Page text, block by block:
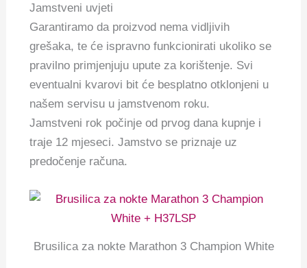
Jamstveni uvjeti
Garantiramo da proizvod nema vidljivih
grešaka, te će ispravno funkcionirati ukoliko se
pravilno primjenjuju upute za korištenje. Svi
eventualni kvarovi bit će besplatno otklonjeni u
našem servisu u jamstvenom roku.
Jamstveni rok počinje od prvog dana kupnje i
traje 12 mjeseci. Jamstvo se priznaje uz
predočenje računa.
Brusilica za nokte Marathon 3 Champion White